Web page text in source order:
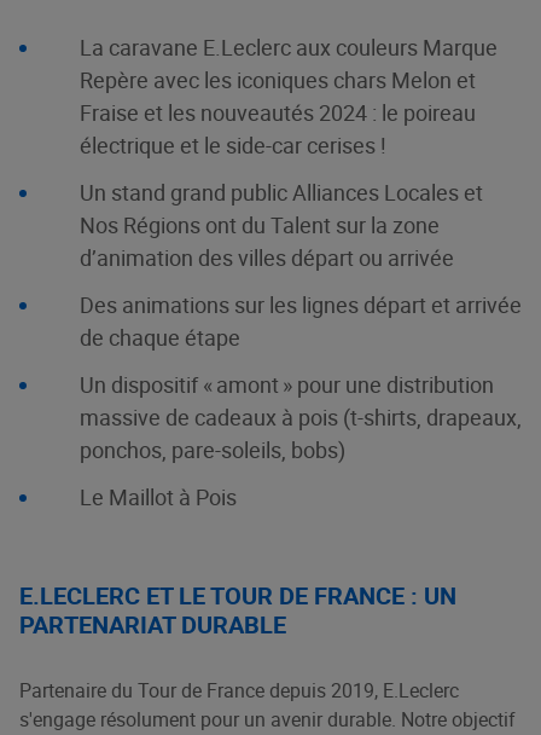
La caravane E.Leclerc aux couleurs Marque
Repère avec les iconiques chars Melon et
Fraise et les nouveautés 2024 : le poireau
électrique et le side-car cerises !
Un stand grand public Alliances Locales et
Nos Régions ont du Talent sur la zone
d’animation des villes départ ou arrivée
Des animations sur les lignes départ et arrivée
de chaque étape
Un dispositif « amont » pour une distribution
massive de cadeaux à pois (t-shirts, drapeaux,
ponchos, pare-soleils, bobs)
Le Maillot à Pois
E.LECLERC ET LE TOUR DE FRANCE : UN
PARTENARIAT DURABLE
Partenaire du Tour de France depuis 2019, E.Leclerc
s'engage résolument pour un avenir durable. Notre objectif